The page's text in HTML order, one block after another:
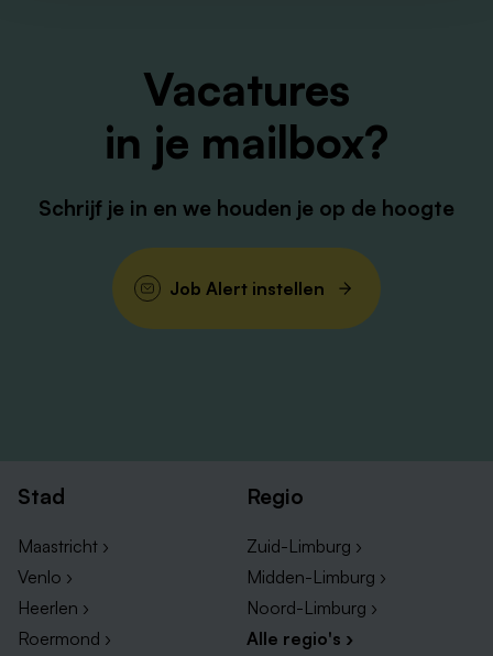
Vacatures
in je mailbox?
Schrijf je in en we houden je op de hoogte
Job Alert instellen
Stad
Maastricht ›
Venlo ›
Heerlen ›
Roermond ›
Regio
Zuid-Limburg ›
Midden-Limburg ›
Noord-Limburg ›
Alle regio's ›